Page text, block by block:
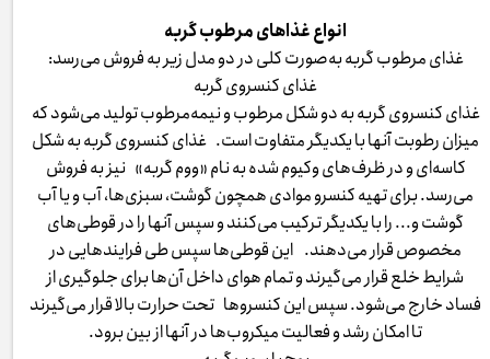
انواع غذاهای مرطوب گربه
غذای مرطوب گربه به‌صورت کلی در دو مدل زیر به فروش می‌رسد:
غذای کنسروی گربه
غذای کنسروی گربه به دو شکل مرطوب و نیمه‌مرطوب تولید می‌شود که
میزان رطوبت آنها با یکدیگر متفاوت است. غذای کنسروی گربه به شکل
کاسه‌ای و در ظرف‌های وکیوم شده به نام «ووم گربه» نیز به فروش
می‌رسد. برای تهیه کنسرو موادی همچون گوشت، سبزی‌ها، آب و یا آب
گوشت و... را با یکدیگر ترکیب می‌کنند و سپس آنها را در قوطی‌های
مخصوص قرار می‌دهند. این قوطی‌ها سپس طی فرایندهایی در
شرایط خلع قرار می‌گیرند و تمام هوای داخل آن‌ها برای جلوگیری از
فساد خارج می‌شود. سپس این کنسروها تحت حرارت بالا قرار می‌گیرند
تا امکان رشد و فعالیت میکروب‌ها در آنها از بین برود.